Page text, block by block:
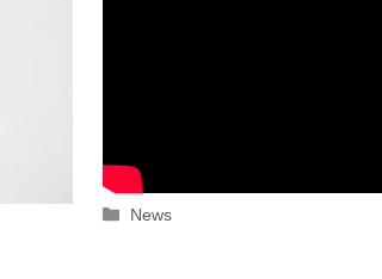
Categorie
News